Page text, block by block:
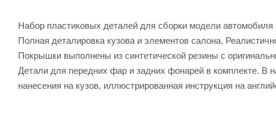
Набор пластиковых деталей для сборки модели
Полная деталировка кузова и элементов салона.
Покрышки выполнены из синтетической резины с
Детали для передних фар и задних фонарей в комплекте. В
нанесения на кузов, иллюстрированная инструкция на